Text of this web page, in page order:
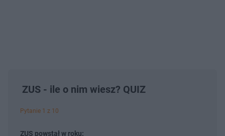
ZUS - ile o nim wiesz? QUIZ
Pytanie 1 z 10
ZUS powstał w roku: